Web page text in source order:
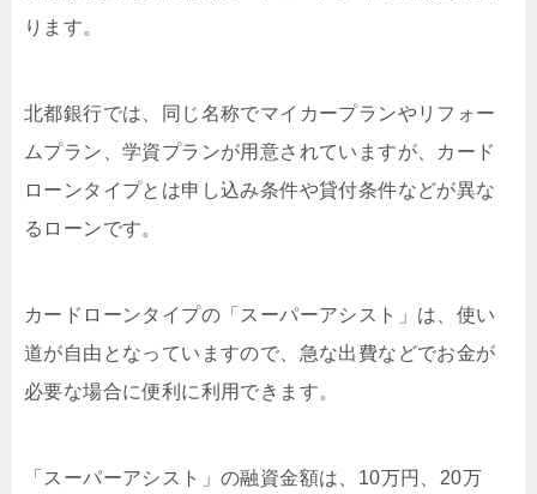
ります。
北都銀行では、同じ名称でマイカープランやリフォー
ムプラン、学資プランが用意されていますが、カード
ローンタイプとは申し込み条件や貸付条件などが異な
るローンです。
カードローンタイプの「スーパーアシスト」は、使い
道が自由となっていますので、急な出費などでお金が
必要な場合に便利に利用できます。
「スーパーアシスト」の融資金額は、10万円、20万